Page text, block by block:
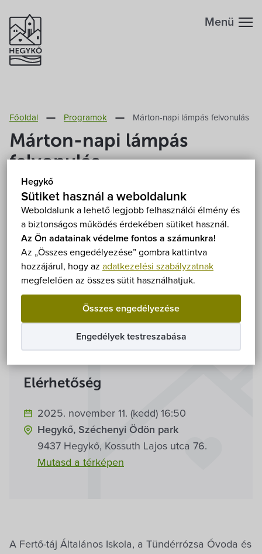
Hegykő
Sütiket használ a weboldalunk
Weboldalunk a lehető legjobb felhasználói élmény és
a biztonságos működés érdekében sütiket használ.
Az Ön adatainak védelme fontos a számunkra!
Az „Összes engedélyezése” gombra kattintva
hozzájárul, hogy az adatkezelési szabályzatnak
megfelelően az összes sütit használhatjuk.
Összes engedélyezése
Engedélyek testreszabása
Fontos telefonszámok
Földrajzi adottság
Éghajlat
Hegykő történelme
Szabadidő
Éttermek
Programok
Önkormányzat
Hírek
Képviselő-testület
Választási információk
Közoktatási Intézmények
Menü
Főoldal Programok Márton-napi lámpás felvonulás
Márton-napi lámpás
felvonulás
2025. november 11. (kedd) 16:50
Hegykő, Széchenyi Ödön park 9437 Hegykő,
Kossuth Lajos utca 76.
Mutasd a térképen
Ingyenes
A Fertő-táj Általános Iskola, a Tündérrózsa Óvoda és
Információk
Elérhetőség
2025. november 11. (kedd) 16:50
Hegykő, Széchenyi Ödön park
9437 Hegykő, Kossuth Lajos utca 76.
Mutasd a térképen